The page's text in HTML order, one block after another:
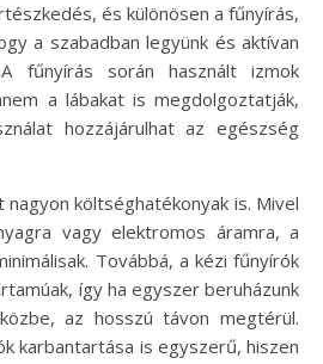
és különösen a fűnyírás,
a szabadban legyünk és aktívan
fűnyírás során használt izmok
a lábakat is megdolgoztatják,
hozzájárulhat az egészség
költséghatékonyak is. Mivel
vagy elektromos áramra, a
Továbbá, a kézi fűnyírók
így ha egyszer beruházunk
az hosszú távon megtérül.
karbantartása is egyszerű, hiszen